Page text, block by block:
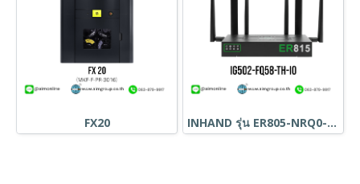
FX20 INHAND รุ่น ER805-NRQ0-WLAN-TH